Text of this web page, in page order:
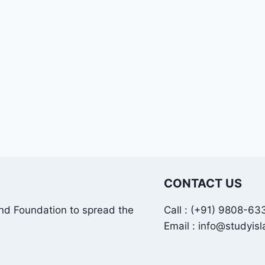
Foundation to spread the
CONTACT US
Call : (+91) 9808-
Email :